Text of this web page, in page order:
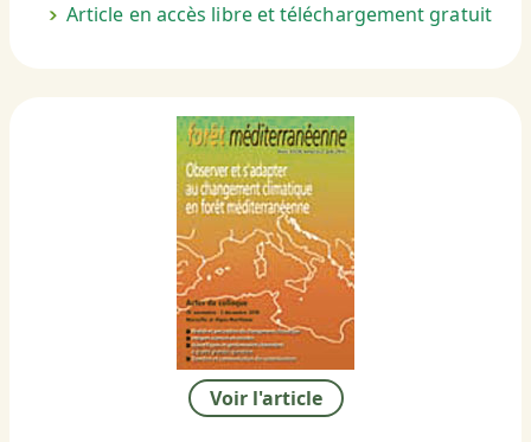
Article en accès libre et téléchargement gratuit
Voir l'article